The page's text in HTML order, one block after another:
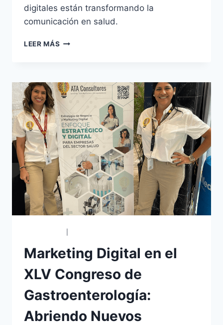
digitales están transformando la
comunicación en salud.
LEER MÁS
Marketing Digital en el
XLV Congreso de
Gastroenterología:
Abriendo Nuevos